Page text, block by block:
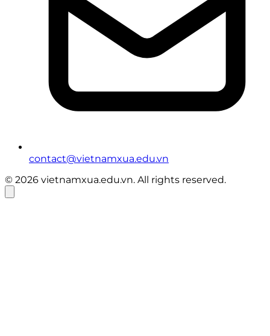
contact@vietnamxua.edu.vn
© 2026 vietnamxua.edu.vn. All rights reserved.